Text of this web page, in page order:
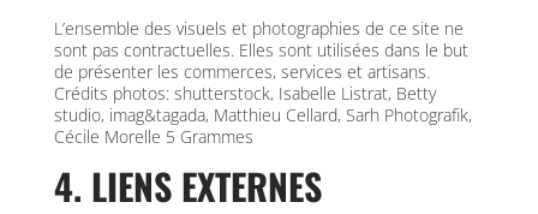
L’ensemble des visuels et photographies de ce site ne
sont pas contractuelles. Elles sont utilisées dans le but
de présenter les commerces, services et artisans.
Crédits photos: shutterstock, Isabelle Listrat, Betty
studio, imag&tagada, Matthieu Cellard, Sarh Photografik,
Cécile Morelle 5 Grammes
4. LIENS EXTERNES